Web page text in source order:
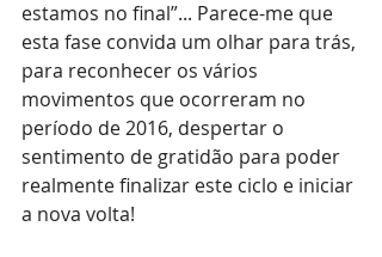
estamos no final”... Parece-me que
esta fase convida um olhar para trás,
para reconhecer os vários
movimentos que ocorreram no
período de 2016, despertar o
sentimento de gratidão para poder
realmente finalizar este ciclo e iniciar
a nova volta!